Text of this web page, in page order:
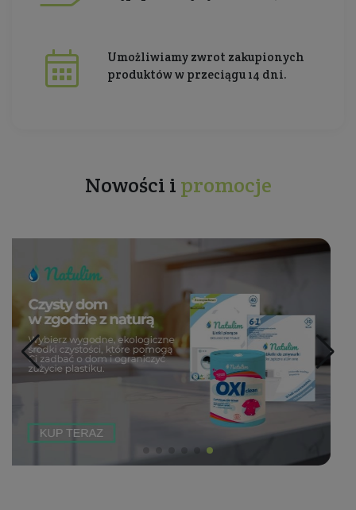
Umożliwiamy zwrot zakupionych
produktów w przeciągu 14 dni.
Nowości i promocje